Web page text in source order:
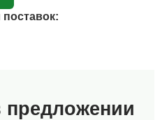
предложении